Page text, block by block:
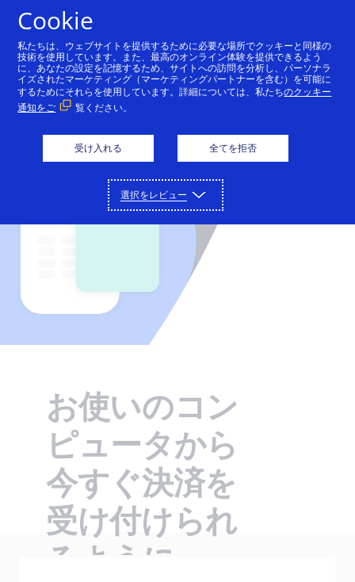
Cybersourceのソリューション
決済の受入れ、不正詐欺の削減、決済データの保護。
度接続するだけで利用できます。
不正詐欺による損失を最小限に抑え、最大限の収益を
確保するためのサポートを行います。
Payouts、グローバル税務コンプライアンス、カレンシ
ー・コンバージョンなど。
パートナー
Cybersourceのパートナーネットワークは企業の革新
と成長をサポートすることができます。
Cybersourceのソリューションは金融機関のパートナ
ーにご利用いただいています。
主要なテクノロジーやインフラストラクチャープロバ
イダーと提携しています。
ソリューションプロバイダ
をカスタマイズします。
パートナーになる
Cybersourceとの提携により事業の拡大に取り組んで
みませんか。
デベロッパー
Cybersourceによるコーディング環境は、企業の皆さ
まがグローバルに使えるフリクションレスな決済方法
を構築するためのツールを提供します。
サンプルコードやフィールドの説明をご覧いただけま
す。
テストアカウントの設定
評価用アカウントを作成するには、登録が必要です。
わせるか、販売担当者に直接ご連絡ください。
サポートセンター
Cybersourceのお客様サポートポータルおよびお役立
ち記事一覧にアクセスできます。
ご購入に関するサポート
Cybersourceのサービスが各企業のサポートをどのよ
うに行っているのかをご覧いただけます。
Cybersourceについて
Cybersourceは、オンラインおよび実店舗向けに、決
済の簡素化と自動化のためのサービス全般を提供して
Cybersourceの沿革
Cybersourceが、決済や不正詐欺管理におけるリード
Cybersourceのブログ
事業経営やお客様を満足させるためのヒントを紹介し
ています。
Cybersourceで働いてみませんか
決済テクノロジーに関心をお持ちですか？
Cybersourceのチームに加わってみませんか？私たち
は楽しさや仲間意識を尊重し、常に成長できる会社で
お使いのコン
ピュータから
今すぐ決済を
受け付けられ
るように
Cookie
私たちは、ウェブサイトを提供するために必要な場所でクッキーと同様の
技術を使用しています。また、最高のオンライン体験を提供できるよう
に、あなたの設定を記憶するため、サイトへの訪問を分析し、パーソナラ
イズされたマーケティング（マーケティングパートナーを含む）を可能に
するためにそれらを使用しています。詳細については、私たちのクッキー
通知をご
覧ください。
受け入れる 全てを拒否
選択をレビュー